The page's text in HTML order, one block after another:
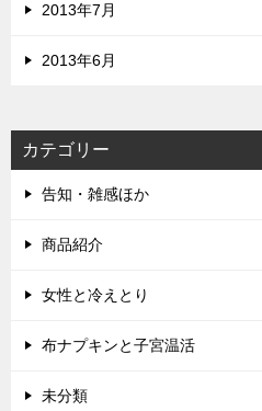
2013年7月
2013年6月
カテゴリー
告知・雑感ほか
商品紹介
女性と冷えとり
布ナプキンと子宮温活
未分類